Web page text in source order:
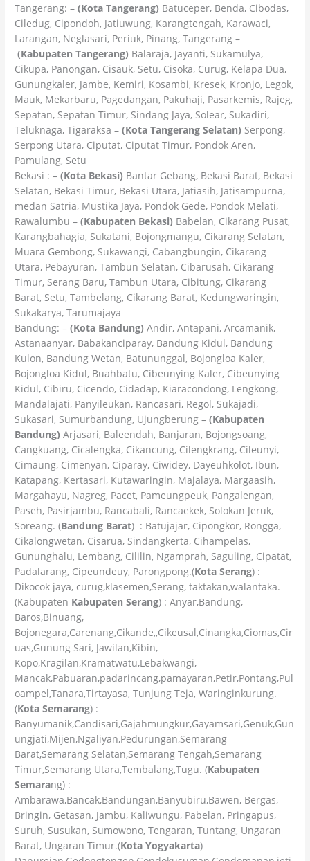
Tangerang: –(Kota Tangerang) Batuceper, Benda, Cibodas,
Ciledug, Cipondoh, Jatiuwung, Karangtengah, Karawaci,
Larangan, Neglasari, Periuk, Pinang, Tangerang –
(Kabupaten Tangerang) Balaraja, Jayanti, Sukamulya,
Cikupa, Panongan, Cisauk, Setu, Cisoka, Curug, Kelapa Dua,
Gunungkaler, Jambe, Kemiri, Kosambi, Kresek, Kronjo, Legok,
Mauk, Mekarbaru, Pagedangan, Pakuhaji, Pasarkemis, Rajeg,
Sepatan, Sepatan Timur, Sindang Jaya, Solear, Sukadiri,
Teluknaga, Tigaraksa –(Kota Tangerang Selatan) Serpong,
Serpong Utara, Ciputat, Ciputat Timur, Pondok Aren,
Pamulang, Setu
Bekasi : –(Kota Bekasi) Bantar Gebang, Bekasi Barat, Bekasi
Selatan, Bekasi Timur, Bekasi Utara, Jatiasih, Jatisampurna,
medan Satria, Mustika Jaya, Pondok Gede, Pondok Melati,
Rawalumbu –(Kabupaten Bekasi) Babelan, Cikarang Pusat,
Karangbahagia, Sukatani, Bojongmangu, Cikarang Selatan,
Muara Gembong, Sukawangi, Cabangbungin, Cikarang
Utara, Pebayuran, Tambun Selatan, Cibarusah, Cikarang
Timur, Serang Baru, Tambun Utara, Cibitung, Cikarang
Barat, Setu, Tambelang, Cikarang Barat, Kedungwaringin,
Sukakarya, Tarumajaya
Bandung: –(Kota Bandung) Andir, Antapani, Arcamanik,
Astanaanyar, Babakanciparay, Bandung Kidul, Bandung
Kulon, Bandung Wetan, Batununggal, Bojongloa Kaler,
Bojongloa Kidul, Buahbatu, Cibeunying Kaler, Cibeunying
Kidul, Cibiru, Cicendo, Cidadap, Kiaracondong, Lengkong,
Mandalajati, Panyileukan, Rancasari, Regol, Sukajadi,
Sukasari, Sumurbandung, Ujungberung –(Kabupaten
Bandung) Arjasari, Baleendah, Banjaran, Bojongsoang,
Cangkuang, Cicalengka, Cikancung, Cilengkrang, Cileunyi,
Cimaung, Cimenyan, Ciparay, Ciwidey, Dayeuhkolot, Ibun,
Katapang, Kertasari, Kutawaringin, Majalaya, Margaasih,
Margahayu, Nagreg, Pacet, Pameungpeuk, Pangalengan,
Paseh, Pasirjambu, Rancabali, Rancaekek, Solokan Jeruk,
Soreang. (Bandung Barat) : Batujajar, Cipongkor, Rongga,
Cikalongwetan, Cisarua, Sindangkerta, Cihampelas,
Gununghalu, Lembang, Cililin, Ngamprah, Saguling, Cipatat,
Padalarang, Cipeundeuy, Parongpong.(Kota Serang) :
Dikocok jaya, curug,klasemen,Serang, taktakan,walantaka.
(Kabupaten Kabupaten Serang) : Anyar,Bandung,
Baros,Binuang,
Bojonegara,Carenang,Cikande,,Cikeusal,Cinangka,Ciomas,Cir
uas,Gunung Sari, Jawilan,Kibin,
Kopo,Kragilan,Kramatwatu,Lebakwangi,
Mancak,Pabuaran,padarincang,pamayaran,Petir,Pontang,Pul
oampel,Tanara,Tirtayasa, Tunjung Teja, Waringinkurung.
(Kota Semarang) :
Banyumanik,Candisari,Gajahmungkur,Gayamsari,Genuk,Gun
ungjati,Mijen,Ngaliyan,Pedurungan,Semarang
Barat,Semarang Selatan,Semarang Tengah,Semarang
Timur,Semarang Utara,Tembalang,Tugu. (Kabupaten
Semarang) :
Ambarawa,Bancak,Bandungan,Banyubiru,Bawen, Bergas,
Bringin, Getasan, Jambu, Kaliwungu, Pabelan, Pringapus,
Suruh, Susukan, Sumowono, Tengaran, Tuntang, Ungaran
Barat, Ungaran Timur.(Kota Yogyakarta)